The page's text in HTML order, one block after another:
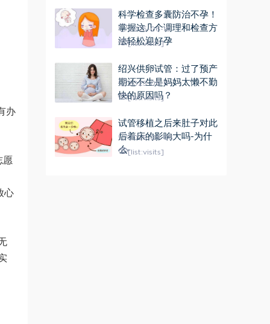
办
愿
心
科学检查多囊防治不孕！
掌握这几个调理和检查方
法轻松迎好孕
2025-06-18
[list:visits]
绍兴供卵试管：过了预产
期还不生是妈妈太懒不勤
快的原因吗？
2025-06-11
[list:visits]
试管移植之后来肚子对此
后着床的影响大吗-为什
么-
2025-06-05
[list:visits]